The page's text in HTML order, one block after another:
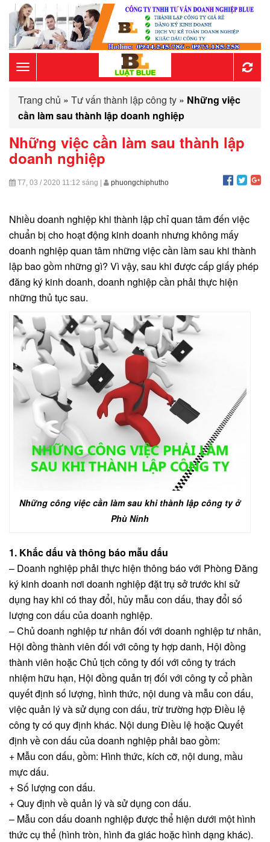
Toggle
navigation
Trang chủ » Tư vấn thành lập công ty » Những việc
cần làm sau thành lập doanh nghiệp
Những việc cần làm sau thành lập
doanh nghiệp
T7, 03 / 2020 11:12 sáng phuongchiphutho
Nhiều doanh nghiệp khi thành lập chỉ quan tâm đến việc
chuẩn bị cho hoạt động kinh doanh nhưng không mấy
doanh nghiệp quan tâm những việc cần làm sau khi thành
lập bao gồm những gì? Vì vậy, sau khi được cấp giấy phép
đăng ký kinh doanh, doanh nghiệp cần phải thực hiện
những thủ tục sau.
Những công việc cần làm sau khi thành lập công ty ở
Phù Ninh
1. Khắc dấu và thông báo mẫu dấu
– Doanh nghiệp phải thực hiện thông báo với Phòng Đăng
ký kinh doanh nơi doanh nghiệp đặt trụ sở trước khi sử
dụng hay khi có thay đổi, hủy mẫu con dấu, thay đổi số
lượng con dấu của doanh nghiệp.
– Chủ doanh nghiệp tư nhân đối với doanh nghiệp tư nhân,
Hội đồng thành viên đối với công ty hợp danh, Hội đồng
thành viên hoặc Chủ tịch công ty đối với công ty trách
nhiệm hữu hạn, Hội đồng quản trị đối với công ty cổ phần
quyết định số lượng, hình thức, nội dung và mẫu con dấu,
việc quản lý và sử dụng con dấu, trừ trường hợp Điều lệ
công ty có quy định khác. Nội dung Điều lệ hoặc Quyết
định về con dấu của doanh nghiệp phải bao gồm:
+ Mẫu con dấu, gồm: Hình thức, kích cỡ, nội dung, mầu
mực dấu.
+ Số lượng con dấu.
+ Quy định về quản lý và sử dụng con dấu.
– Mẫu con dấu doanh nghiệp được thể hiện dưới một hình
thức cụ thể (hình tròn, hình đa giác hoặc hình dạng khác).